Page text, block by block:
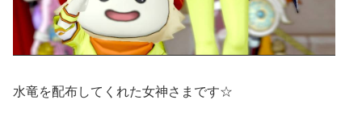
水竜を配布してくれた女神さまです☆